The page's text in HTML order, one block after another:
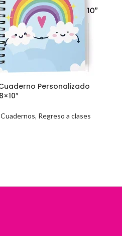
Personalizado
, Regreso a clases